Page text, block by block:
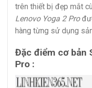
trên thiết bị đẹp mắt
Lenovo Yoga 2 Pro
hàng từng sử dụng
Đặc điểm cơ bản
Pro :